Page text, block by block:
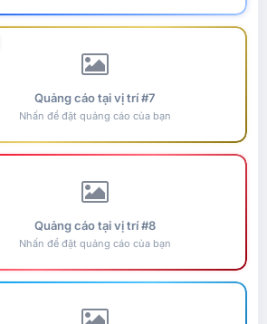
Quảng cáo tại vị trí #7
Nhấn để đặt quảng cáo của bạn
Quảng cáo tại vị trí #8
Nhấn để đặt quảng cáo của bạn